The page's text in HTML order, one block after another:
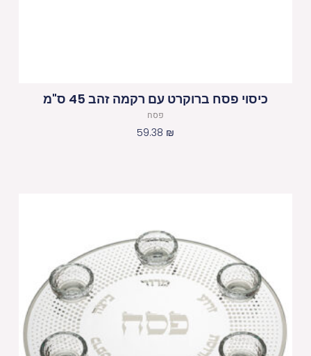
כיסוי פסח ברוקרט עם רקמה זהב 45 ס"מ
פסח
59.38 ₪